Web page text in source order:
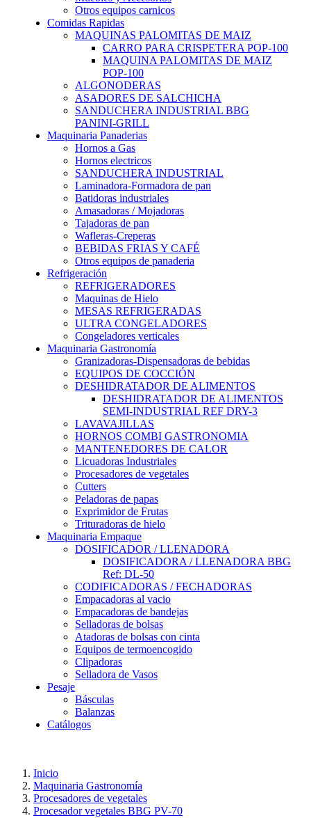
Otros equipos carnicos
Comidas Rapidas
MAQUINAS PALOMITAS DE MAIZ
CARRO PARA CRISPETERA POP-100
MAQUINA PALOMITAS DE MAIZ
POP-100
ALGONODERAS
ASADORES DE SALCHICHA
SANDUCHERA INDUSTRIAL BBG
PANINI-GRILL
Maquinaria Panaderias
Hornos a Gas
Hornos electricos
SANDUCHERA INDUSTRIAL
Laminadora-Formadora de pan
Batidoras industriales
Amasadoras / Mojadoras
Tajadoras de pan
Wafleras-Creperas
BEBIDAS FRIAS Y CAFÉ
Otros equipos de panaderia
Refrigeración
REFRIGERADORES
Maquinas de Hielo
MESAS REFRIGERADAS
ULTRA CONGELADORES
Congeladores verticales
Maquinaria Gastronomía
Granizadoras-Dispensadoras de bebidas
EQUIPOS DE COCCIÓN
DESHIDRATADOR DE ALIMENTOS
DESHIDRATADOR DE ALIMENTOS
SEMI-INDUSTRIAL REF DRY-3
LAVAVAJILLAS
HORNOS COMBI GASTRONOMIA
MANTENEDORES DE CALOR
Licuadoras Industriales
Procesadores de vegetales
Cutters
Peladoras de papas
Exprimidor de Frutas
Trituradoras de hielo
Maquinaria Empaque
DOSIFICADOR / LLENADORA
DOSIFICADORA / LLENADORA BBG
Ref: DL-50
CODIFICADORAS / FECHADORAS
Empacadoras al vacio
Empacadoras de bandejas
Selladoras de bolsas
Atadoras de bolsas con cinta
Equipos de termoencogido
Clipadoras
Selladora de Vasos
Pesaje
Básculas
Balanzas
Catálogos
Inicio
Maquinaria Gastronomía
Procesadores de vegetales
Procesador vegetales BBG PV-70